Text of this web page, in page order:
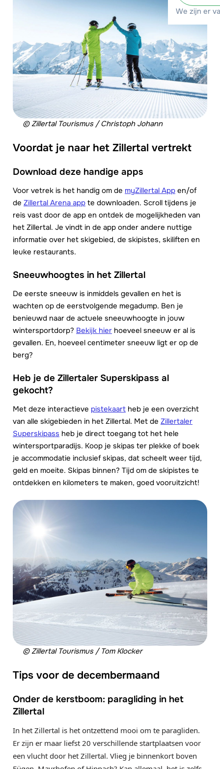
We zijn er
© Zillertal Tourismus / Christoph Johann
Voordat je naar het Zillertal vertrekt
Download deze handige apps
Voor vetrek is het handig om de myZillertal App en/of
de Zillertal Arena app te downloaden. Scroll tijdens je
reis vast door de app en ontdek de mogelijkheden van
het Zillertal. Je vindt in de app onder andere nuttige
informatie over het skigebied, de skipistes, skiliften en
leuke restaurants.
Sneeuwhoogtes in het Zillertal
De eerste sneeuw is inmiddels gevallen en het is
wachten op de eerstvolgende megadump. Ben je
benieuwd naar de actuele sneeuwhoogte in jouw
wintersportdorp? Bekijk hier hoeveel sneeuw er al is
gevallen. En, hoeveel centimeter sneeuw ligt er op de
berg?
Heb je de Zillertaler Superskipass al
gekocht?
Met deze interactieve pistekaart heb je een overzicht
van alle skigebieden in het Zillertal. Met de Zillertaler
Superskipass heb je direct toegang tot het hele
wintersportparadijs. Koop je skipas ter plekke of boek
je accommodatie inclusief skipas, dat scheelt weer tijd,
geld en moeite. Skipas binnen? Tijd om de skipistes te
ontdekken en kilometers te maken, goed vooruitzicht!
© Zillertal Tourismus / Tom Klocker
Tips voor de decembermaand
Onder de kerstboom: paragliding in het
Zillertal
In het Zillertal is het ontzettend mooi om te paragliden.
Er zijn er maar liefst 20 verschillende startplaatsen voor
een vlucht door het Zillertal. Vlieg je binnenkort boven